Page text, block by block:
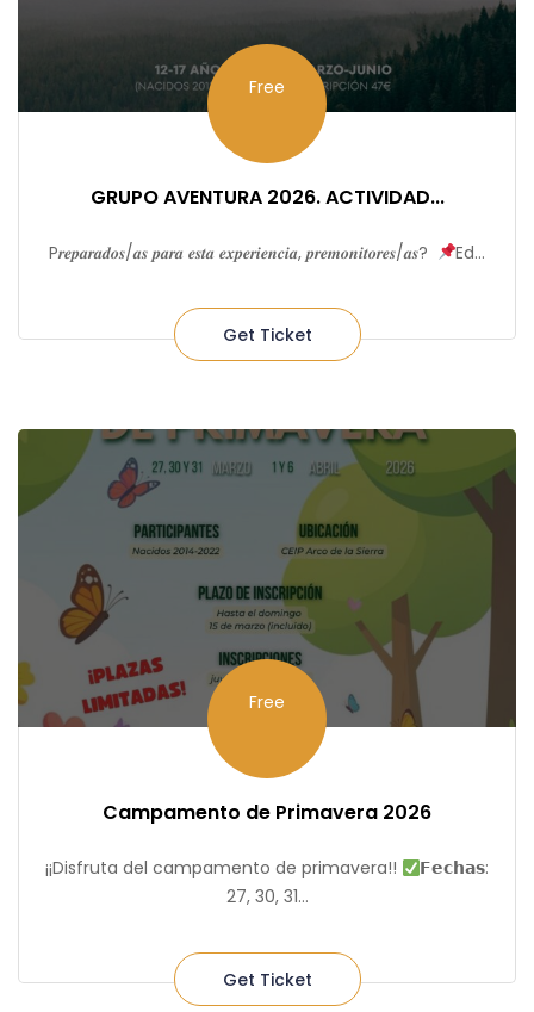
Free
GRUPO AVENTURA 2026. ACTIVIDAD...
P𝒓𝒆𝒑𝒂𝒓𝒂𝒅𝒐𝒔/𝒂𝒔 𝒑𝒂𝒓𝒂 𝒆𝒔𝒕𝒂 𝒆𝒙𝒑𝒆𝒓𝒊𝒆𝒏𝒄𝒊𝒂, 𝒑𝒓𝒆𝒎𝒐𝒏𝒊𝒕𝒐𝒓𝒆𝒔/𝒂𝒔? ⁣⁠ Ed...
Get Ticket
Free
Campamento de Primavera 2026
¡¡Disfruta del campamento de primavera!!
𝗙𝗲𝗰𝗵𝗮𝘀:
27, 30, 31...
Get Ticket